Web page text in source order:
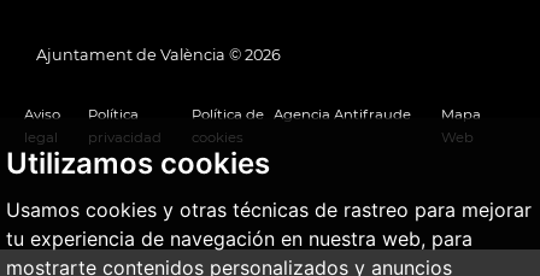
Utilizamos cookies
Usamos cookies y otras técnicas de rastreo para mejorar
tu experiencia de navegación en nuestra web, para
mostrarte contenidos personalizados y anuncios
Ajuntament de València © 2026
Aviso
legal
Política
privacidad
Política de
cookies
Agencia Antifraude
Mapa
Web